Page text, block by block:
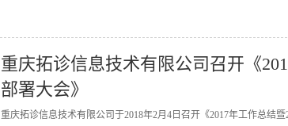
重庆拓诊信息技术有限公司召开《
部署大会》
重庆拓诊信息技术有限公司于2018年2月4日召开《2017年工作总结